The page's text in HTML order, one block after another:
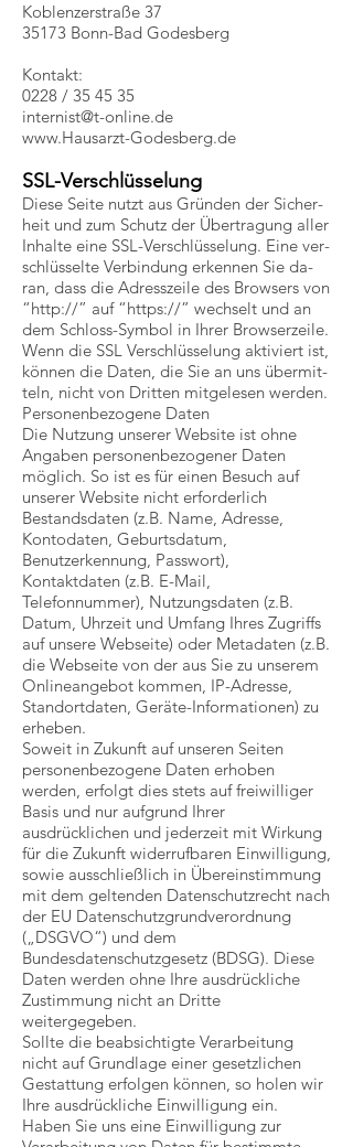
Koblenzerstraße 37
35173 Bonn-Bad Godesberg
Kontakt:
0228 / 35 45 35
internist@t-online.de
www.Hausarzt-Godesberg.de
SSL-Ver­schlüs­se­lung
Die­se Sei­te nutzt aus Grün­den der Si­cher­
heit und zum Schutz der Über­tra­gung aller
In­hal­te ei­ne SSL-Ver­schlüs­se­lung. Ei­ne ver­
schlüs­sel­te Ver­bin­dung er­ken­nen Sie da­
ran, dass die Adress­zei­le des Brow­sers von
“http://” auf “https://” wech­selt und an
dem Schloss-Sym­bol in Ih­rer Brow­ser­zei­le.
Wenn die SSL Ver­schlüs­se­lung ak­ti­viert ist,
kön­nen die Da­ten, die Sie an uns über­mit­
teln, nicht von Drit­ten mit­ge­le­sen wer­den.
Personenbezogene Daten
Die Nutzung unserer Website ist ohne
Angaben personenbezogener Daten
möglich. So ist es für einen Besuch auf
unserer Website nicht erforderlich
Bestandsdaten (z.B. Name, Adresse,
Kontodaten, Geburtsdatum,
Benutzerkennung, Passwort),
Kontaktdaten (z.B. E-Mail,
Telefonnummer), Nutzungsdaten (z.B.
Datum, Uhrzeit und Umfang Ihres Zugriffs
auf unsere Webseite) oder Metadaten (z.B.
die Webseite von der aus Sie zu unserem
Onlineangebot kommen, IP-Adresse,
Standortdaten, Geräte-Informationen) zu
erheben.
Soweit in Zukunft auf unseren Seiten
personenbezogene Daten erhoben
werden, erfolgt dies stets auf freiwilliger
Basis und nur aufgrund Ihrer
ausdrücklichen und jederzeit mit Wirkung
für die Zukunft widerrufbaren Einwilligung,
sowie ausschließlich in Übereinstimmung
mit dem geltenden Datenschutzrecht nach
der EU Datenschutzgrundverordnung
(„DSGVO“) und dem
Bundesdatenschutzgesetz (BDSG). Diese
Daten werden ohne Ihre ausdrückliche
Zustimmung nicht an Dritte
weitergegeben.
Sollte die beabsichtigte Verarbeitung
nicht auf Grundlage einer gesetzlichen
Gestattung erfolgen können, so holen wir
Ihre ausdrückliche Einwilligung ein.
Haben Sie uns eine Einwilligung zur